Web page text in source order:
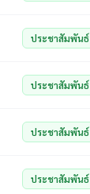
ประชาสัมพันธ์
ประชาสัมพันธ์
ประชาสัมพันธ์
ประชาสัมพันธ์